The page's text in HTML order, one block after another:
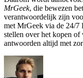
MrGeek, die bewezen
verantwoordelijk zijn
met MrGeek via de 24/7
stellen over het kopen
antwoorden altijd met